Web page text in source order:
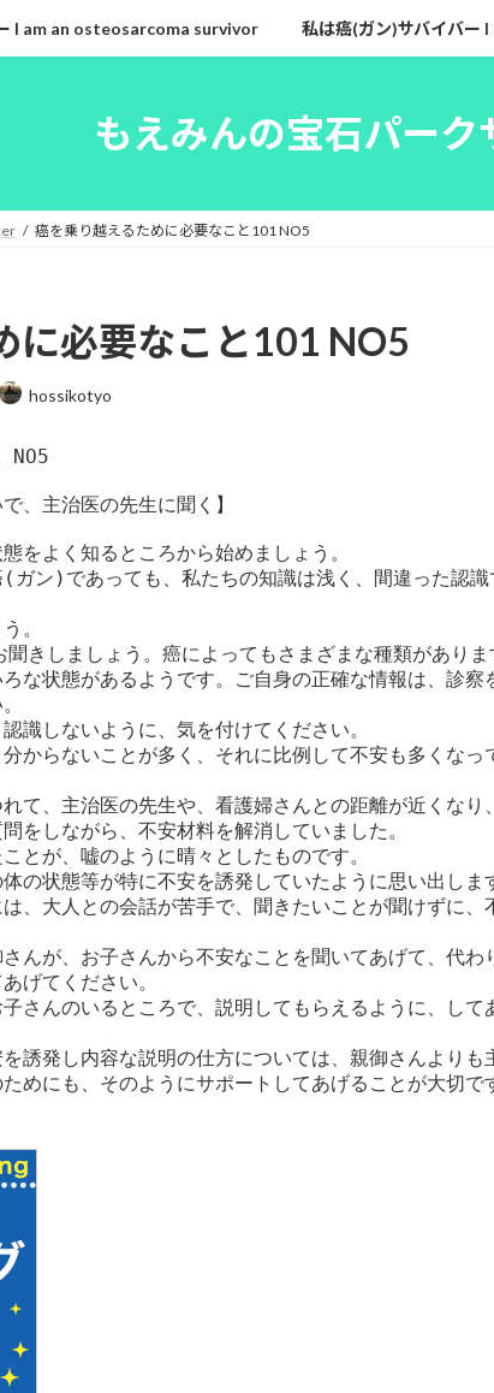
I am an osteosarcoma survivor 私は癌(ガン)サバイバー
もえみんの宝石パーク
癌を乗り越えるために必要なこと101 NO5
に必要なこと101 NO5
hossikotyo
NO5
、主治医の先生に聞く】
をよく知るところから始めましょう。
ガン)であっても、私たちの知識は浅く、間違った認識
。
きしましょう。癌によってもさまざまな種類がありま
な状態があるようです。ご自身の正確な情報は、診察
識しないように、気を付けてください。
からないことが多く、それに比例して不安も多くなっ
て、主治医の先生や、看護婦さんとの距離が近くなり
をしながら、不安材料を解消していました。
とが、嘘のように晴々としたものです。
の状態等が特に不安を誘発していたように思い出しま
、大人との会話が苦手で、聞きたいことが聞けずに、
んが、お子さんから不安なことを聞いてあげて、代わ
げてください。
さんのいるところで、説明してもらえるように、して
誘発し内容な説明の仕方については、親御さんよりも
めにも、そのようにサポートしてあげることが大切で